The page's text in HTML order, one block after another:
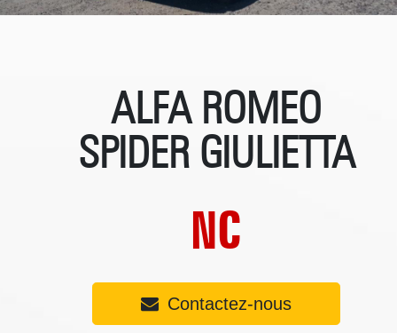
ALFA ROMEO
SPIDER GIULIETTA
NC
Contactez-nous